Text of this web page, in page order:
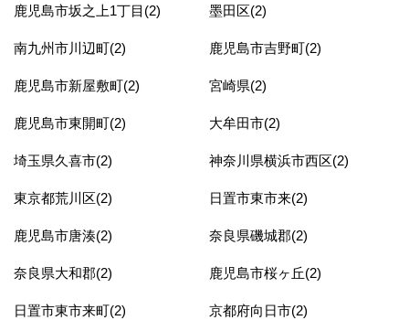
鹿児島市坂之上1丁目(2) 墨田区(2)
南九州市川辺町(2) 鹿児島市吉野町(2)
鹿児島市新屋敷町(2) 宮崎県(2)
鹿児島市東開町(2) 大牟田市(2)
埼玉県久喜市(2) 神奈川県横浜市西区(2)
東京都荒川区(2) 日置市東市来(2)
鹿児島市唐湊(2) 奈良県磯城郡(2)
奈良県大和郡(2) 鹿児島市桜ヶ丘(2)
日置市東市来町(2) 京都府向日市(2)